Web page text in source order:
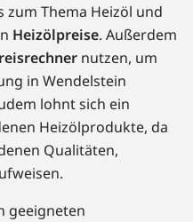
Thema Heizöl und
Heizölpreise. Außerdem
nutzen, um
in Wendelstein
lohnt sich ein
Heizölprodukte, da
Qualitäten,
geeigneten